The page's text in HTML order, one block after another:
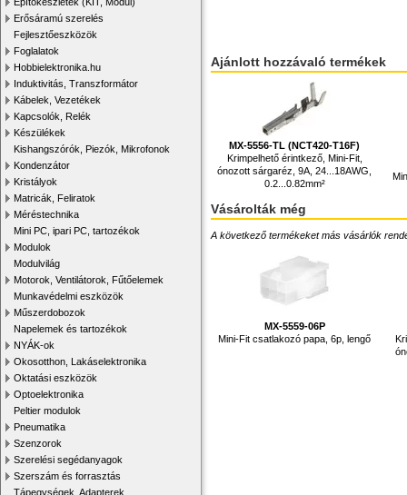
Erősáramú szerelés
Fejlesztőeszközök
Foglalatok
Hobbielektronika.hu
Induktivitás, Transzformátor
Kábelek, Vezetékek
Kapcsolók, Relék
Készülékek
Kishangszórók, Piezók, Mikrofonok
Kondenzátor
Kristályok
Matricák, Feliratok
Méréstechnika
Mini PC, ipari PC, tartozékok
Modulok
Modulvilág
Motorok, Ventilátorok, Fűtőelemek
Munkavédelmi eszközök
Műszerdobozok
Napelemek és tartozékok
NYÁK-ok
Okosotthon, Lakáselektronika
Oktatási eszközök
Optoelektronika
Peltier modulok
Pneumatika
Szenzorok
Szerelési segédanyagok
Szerszám és forrasztás
Tápegységek, Adapterek
Ajánlott hozzávaló termékek
MX-5556-TL (NCT420-T16F)
Krimpelhető érintkező, Mini-Fit,
ónozott sárgaréz, 9A, 24...18AWG,
0.2...0.82mm²
Vásárolták még
A következő termékeket más vásárlók
MX-5559-06P
Mini-Fit csatlakozó papa, 6p, lengő